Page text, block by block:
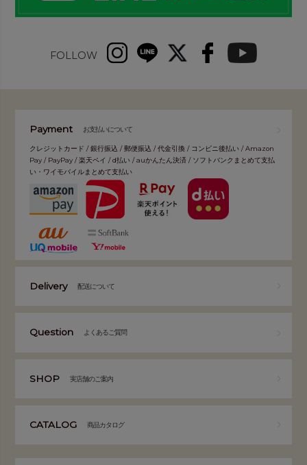
FOLLOW
Payment お支払いについて
クレジットカード / 銀行振込 / 郵便振込 / 代金引換 / コンビニ後払い / Amazon
Pay / PayPay / 楽天ペイ / d払い / auかんたん決済 / ソフトバンクまとめて支払
い・ワイモバイルまとめて支払い
Delivery 配送について
Question よくあるご質問
SHOP 実店舗のご案内
CATALOG 商品カタログ